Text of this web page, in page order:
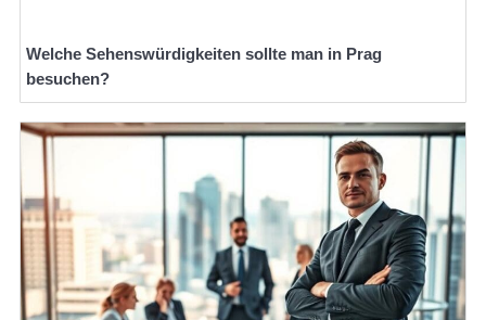
Welche Sehenswürdigkeiten sollte man in Prag
besuchen?